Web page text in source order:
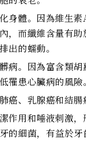
身體。因為維生
，而纖維含量有助
出的蠕動。
病。因為富含類胡
罹患心臟病的風險。
癌、乳腺癌和結腸
作用和唾液刺激
的細菌，有益於牙